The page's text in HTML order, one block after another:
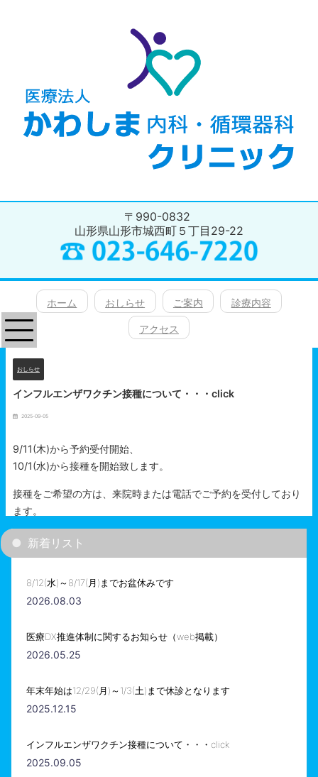
〒990-0832
山形県山形市城西町５丁目29-22
ホーム おしらせ ご案内 診療内容
アクセス
おしらせ
インフルエンザワクチン接種について・・・click
2025-09-05
9/11(木)から予約受付開始、
10/1(水)から接種を開始致します。
接種をご希望の方は、来院時または電話でご予約を受付しており
ます。
新着リスト
8/12(水)～8/17(月)までお盆休みです
2026.08.03
医療DX推進体制に関するお知らせ（web掲載）
2026.05.25
年末年始は12/29(月)～1/3(土)まで休診となります
2025.12.15
インフルエンザワクチン接種について・・・click
2025.09.05